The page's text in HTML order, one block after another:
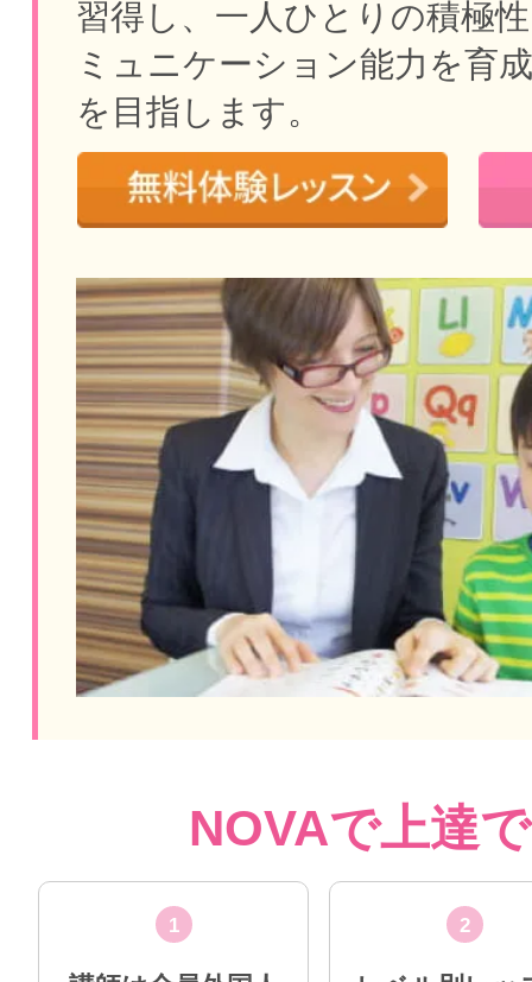
習得し、一人ひとりの積極
ミュニケーション能力を育
を目指します。
NOVAで上達
1 2